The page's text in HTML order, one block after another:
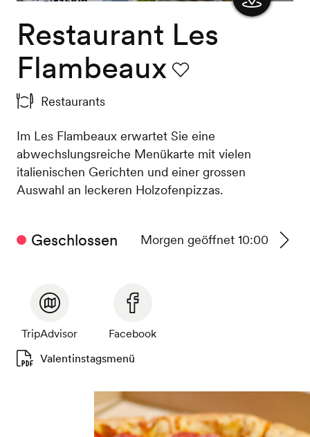
Restaurant Les
Flambeaux
Restaurants
Im Les Flambeaux erwartet Sie eine
abwechslungsreiche Menükarte mit vielen
italienischen Gerichten und einer grossen
Auswahl an leckeren Holzofenpizzas.
Geschlossen Morgen geöffnet 10:00
TripAdvisor
Facebook
Valentinstagsmenü